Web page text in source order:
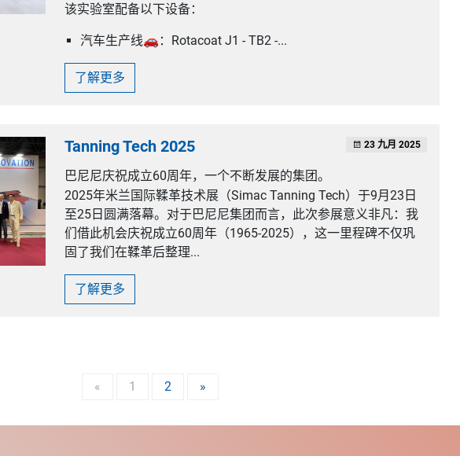
该实验室配备以下设备：
汽车生产线🚗：Rotacoat J1 - TB2 -...
了解更多
Tanning Tech 2025 23 九月 2025
巴尼尼庆祝成立60周年，一个不断发展的集团。
2025年米兰国际鞣革技术展（Simac Tanning Tech）于9月23日
至25日圆满落幕。对于巴尼尼集团而言，此次参展意义非凡：我
们借此机会庆祝成立60周年（1965-2025），这一里程碑不仅巩
固了我们在鞣革后整理...
了解更多
« 1 2 »